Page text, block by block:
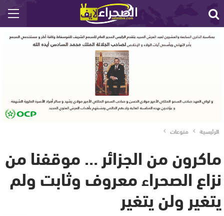
الرئيسية منوعات
ماكرون من الجزائر … موقفنا من
نزاع الصحراء معروف وثابت ولم
يتغير ولن يتغير